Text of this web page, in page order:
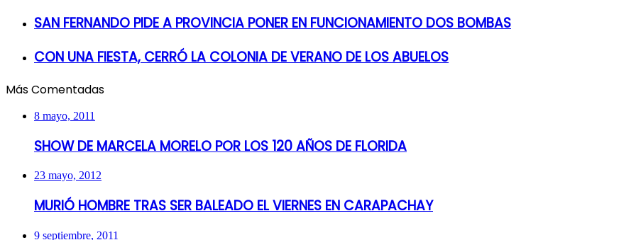
SAN FERNANDO PIDE A PROVINCIA PONER EN FUNCIONAMIENTO DOS BOMBAS
CON UNA FIESTA, CERRÓ LA COLONIA DE VERANO DE LOS ABUELOS
Más Comentadas
8 mayo, 2011
SHOW DE MARCELA MORELO POR LOS 120 AÑOS DE FLORIDA
23 mayo, 2012
MURIÓ HOMBRE TRAS SER BALEADO EL VIERNES EN CARAPACHAY
9 septiembre, 2011